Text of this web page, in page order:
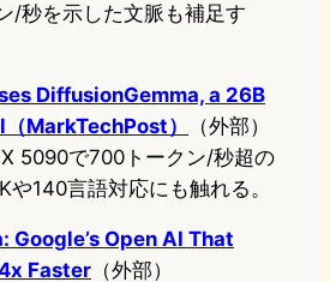
/秒を示した文脈も補足す
DiffusionGemma, a 26B
MarkTechPost）
（外部）
5090で700トークン/秒超の
140言語対応にも触れる。
Google’s Open AI That
Faster （外部）